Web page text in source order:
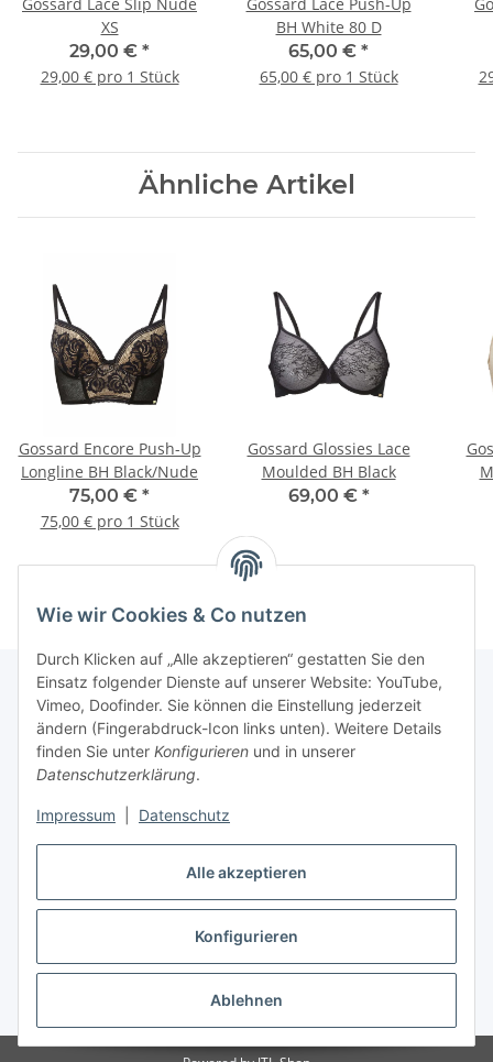
Alle akzeptieren
Konfigurieren
Ablehnen
Wie wir Cookies & Co nutzen
Durch Klicken auf „Alle akzeptieren“ gestatten Sie den
Einsatz folgender Dienste auf unserer Website: YouTube,
Vimeo, Doofinder. Sie können die Einstellung jederzeit
ändern (Fingerabdruck-Icon links unten). Weitere Details
finden Sie unter Konfigurieren und in unserer
Datenschutzerklärung.
Impressum Datenschutz
XS
29,00 € *
29,00 € pro 1 Stück
BH White 80 D
65,00 € *
65,00 € pro 1 Stück
Ähnliche Artikel
Gossard Encore Push-Up
Longline BH Black/Nude
75,00 € *
75,00 € pro 1 Stück
Gossard Glossies Lace
Moulded BH Black
69,00 € *
Informationen
Gesetzliche Informationen
Vertrag widerrufen
* Alle Preise inkl. gesetzlicher USt., zzgl.Versand